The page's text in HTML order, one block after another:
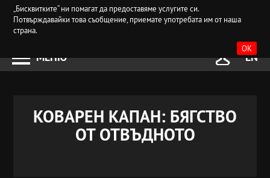
„Бисквитките“ ни помагат да предоставяме услугите си.
Потвърждавайки това съобщение, приемате употребата им от наша
страна.
OK
МЕНЮ EN
КОВАРЕН КАПАН: БЯГСТВО
ОТ ОТВЪДНОТО